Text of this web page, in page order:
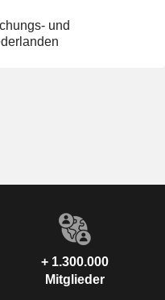
und
+ 1.300.000
Mitglieder